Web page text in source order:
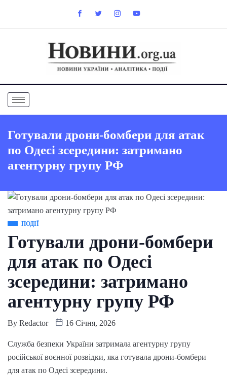
Готували дрони-бомбери для атак
по Одесі зсередини: затримано
агентурну групу РФ
ПОДІЇ
Готували дрони-бомбери
для атак по Одесі
зсередини: затримано
агентурну групу РФ
By Redactor 16 Січня, 2026
Служба безпеки України затримала агентурну групу
російської воєнної розвідки, яка готувала дрони-бомбери
для атак по Одесі зсередини.